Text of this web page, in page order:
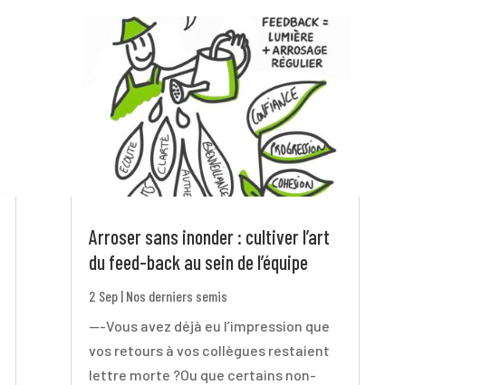
Arroser sans inonder : cultiver l’art
du feed-back au sein de l’équipe
2 Sep| Nos derniers semis
---Vous avez déjà eu l’impression que
vos retours à vos collègues restaient
lettre morte ?Ou que certains non-